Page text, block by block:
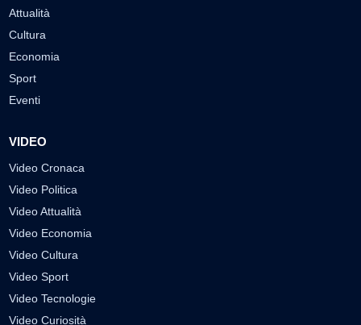
Attualità
Cultura
Economia
Sport
Eventi
VIDEO
Video Cronaca
Video Politica
Video Attualità
Video Economia
Video Cultura
Video Sport
Video Tecnologie
Video Curiosità